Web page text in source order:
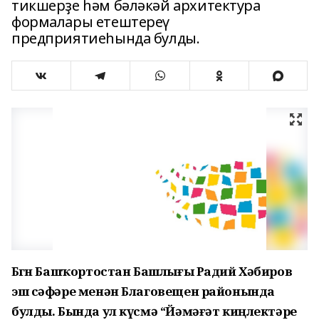
тикшерҙе һәм бәләкәй архитектура
формалары етештереү
предприятиеһында булды.
Бөгөн Башҡортостан Башлығы Радий Хәбиров
эш сәфәре менән Благовещен районында
булды. Бында ул күсмә “Йәмәғәт киңлектәре